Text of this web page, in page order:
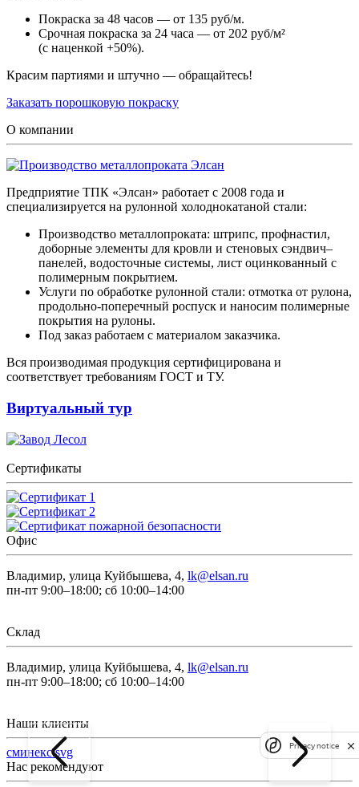
Покраска за 48 часов — от 135 руб/м.
Срочная покраска за 24 часа — от 202 руб/м²
(с наценкой +50%).
Красим партиями и штучно — обращайтесь!
Заказать порошковую покраску
О компании
Предприятие ТПК «Элсан» работает с 2008 года и
специализируется на рулонной холоднокатаной стали:
Производство металлопроката: штрипс, профнастил,
доборные элементы для кровли и стеновых сэндвич–
панелей, водосточные системы, лист оцинкованный с
полимерным покрытием.
Услуги по обработке рулонной стали: отмотка от рулона,
продольно-поперечный роспуск и наносим полимерные
покрытия на рулоны.
Под заказ работаем с материалом заказчика.
Вся производимая продукция сертифицирована и
соответствует требованиям ГОСТ и ТУ.
Виртуальный тур
Сертификаты
Офис
Владимир, улица Куйбышева, 4, lk@elsan.ru
пн-пт 9:00–18:00; сб 10:00–14:00
Склад
Владимир, улица Куйбышева, 4, lk@elsan.ru
пн-пт 9:00–18:00; сб 10:00–14:00
Наши клиенты
сминекс.svg
Нас рекомендуют
Privacy notice